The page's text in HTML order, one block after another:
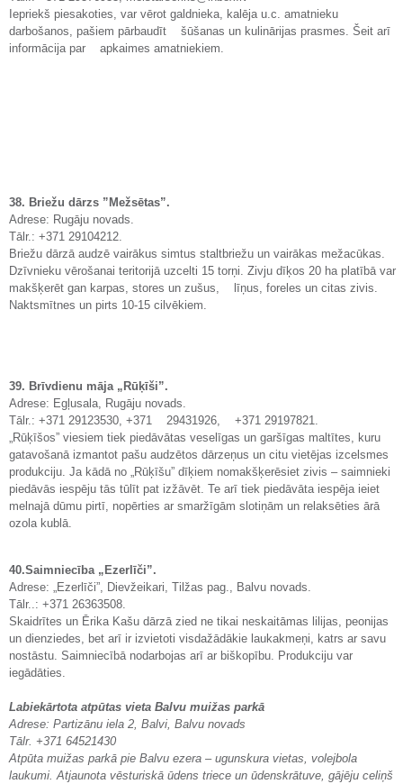
Iepriekš piesakoties, var vērot galdnieka, kalēja u.c. amatnieku
darbošanos, pašiem pārbaudīt šūšanas un kulinārijas prasmes. Šeit arī
informācija par apkaimes amatniekiem.
38. Briežu dārzs ”Mežsētas”.
Adrese: Rugāju novads.
Tālr.: +371 29104212.
Briežu dārzā audzē vairākus simtus staltbriežu un vairākas mežacūkas.
Dzīvnieku vērošanai teritorijā uzcelti 15 torņi. Zivju dīķos 20 ha platībā var
makšķerēt gan karpas, stores un zušus, līņus, foreles un citas zivis.
Naktsmītnes un pirts 10-15 cilvēkiem.
39. Brīvdienu māja „Rūķīši”.
Adrese: Egļusala, Rugāju novads.
Tālr.: +371 29123530, +371 29431926, +371 29197821.
„Rūķīšos” viesiem tiek piedāvātas veselīgas un garšīgas maltītes, kuru
gatavošanā izmantot pašu audzētos dārzeņus un citu vietējas izcelsmes
produkciju. Ja kādā no „Rūķīšu” dīķiem nomakšķerēsiet zivis – saimnieki
piedāvās iespēju tās tūlīt pat izžāvēt. Te arī tiek piedāvāta iespēja ieiet
melnajā dūmu pirtī, nopērties ar smaržīgām slotiņām un relaksēties ārā
ozola kublā.
40.Saimniecība „Ezerlīči”.
Adrese: „Ezerlīči”, Dievžeikari, Tilžas pag., Balvu novads.
Tālr..: +371 26363508.
Skaidrītes un Ērika Kašu dārzā zied ne tikai neskaitāmas lilijas, peonijas
un dienziedes, bet arī ir izvietoti visdažādākie laukakmeņi, katrs ar savu
nostāstu. Saimniecībā nodarbojas arī ar biškopību. Produkciju var
iegādāties.
Labiekārtota atpūtas vieta Balvu muižas parkā
Adrese: Partizānu iela 2, Balvi, Balvu novads
Tālr. +371 64521430
Atpūta muižas parkā pie Balvu ezera – ugunskura vietas, volejbola
laukumi. Atjaunota vēsturiskā ūdens triece un ūdenskrātuve, gājēju celiņš